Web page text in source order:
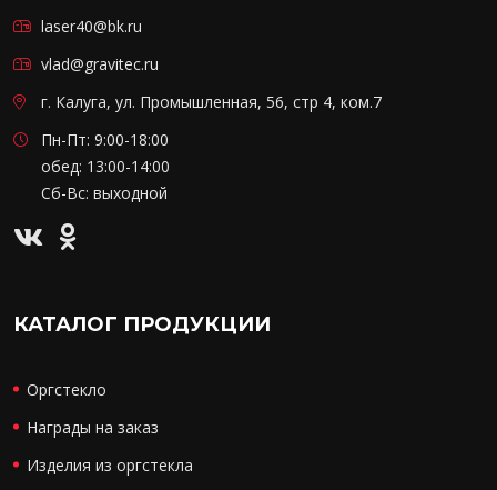
laser40@bk.ru
vlad@gravitec.ru
г. Калуга, ул. Промышленная, 56, стр 4, ком.7
Пн-Пт: 9:00-18:00
обед: 13:00-14:00
Сб-Вс: выходной
КАТАЛОГ ПРОДУКЦИИ
Оргстекло
Награды на заказ
Изделия из оргстекла